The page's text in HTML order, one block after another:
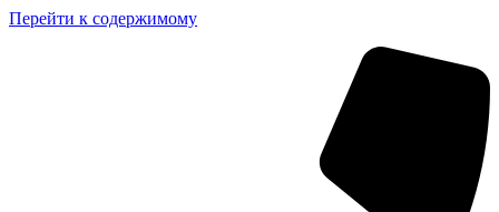
Перейти к содержимому